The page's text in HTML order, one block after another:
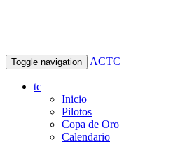
Toggle navigation ACTC
tc
Inicio
Pilotos
Copa de Oro
Calendario